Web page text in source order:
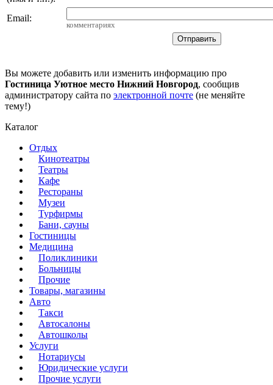
Email:
комментариях
Вы можете добавить или изменить информацию про
Гостиница Уютное место Нижний Новгород, сообщив
администратору сайта по электронной почте (не меняйте
тему!)
Каталог
Отдых
Кинотеатры
Театры
Кафе
Рестораны
Музеи
Турфирмы
Бани, сауны
Гостиницы
Медицина
Поликлиники
Больницы
Прочие
Товары, магазины
Авто
Такси
Автосалоны
Автошколы
Услуги
Нотариусы
Юридические услуги
Прочие услуги